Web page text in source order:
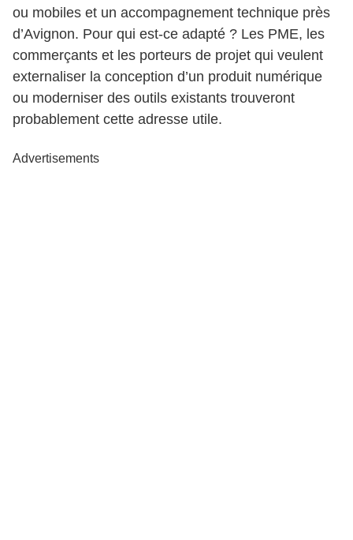
ou mobiles et un accompagnement technique près
d’Avignon. Pour qui est-ce adapté ? Les PME, les
commerçants et les porteurs de projet qui veulent
externaliser la conception d’un produit numérique
ou moderniser des outils existants trouveront
probablement cette adresse utile.
Advertisements